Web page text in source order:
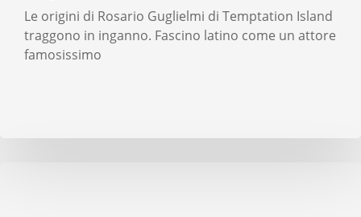
Le origini di Rosario Guglielmi di Temptation Island
traggono in inganno. Fascino latino come un attore
famosissimo